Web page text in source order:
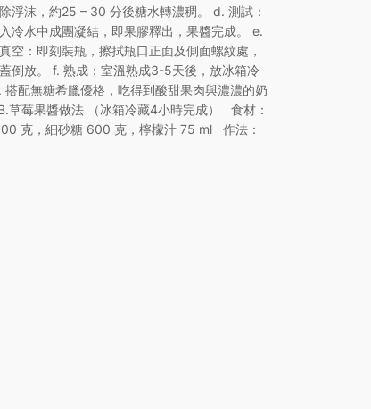
浮沫，約25 – 30 分後糖水轉濃稠。 d. 測試：
冷水中成團凝結，即果膠釋出，果醬完成。 e.
空：即刻裝瓶，擦拭瓶口正面及側面螺紋處，
倒放。 f. 熟成：室溫熟成3-5天後，放冰箱冷
搭配無糖希臘優格，吃得到酸甜果肉與濃濃的奶
草莓果醬做法 （冰箱冷藏4小時完成） 食材：
克，細砂糖 600 克，檸檬汁 75 ml 作法：